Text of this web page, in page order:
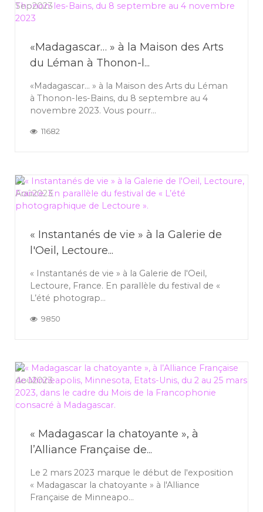
Sep2023
«Madagascar… » à la Maison des Arts
du Léman à Thonon-l...
«Madagascar… » à la Maison des Arts du Léman
à Thonon-les-Bains, du 8 septembre au 4
novembre 2023. Vous pourr...
11682
27
Aoû2023
« Instantanés de vie » à la Galerie de
l'Oeil, Lectoure...
« Instantanés de vie » à la Galerie de l'Oeil,
Lectoure, France. En parallèle du festival de «
L’été photograp...
9850
27
Aoû2023
« Madagascar la chatoyante », à
l’Alliance Française de...
Le 2 mars 2023 marque le début de l'exposition
« Madagascar la chatoyante » à l'Alliance
Française de Minneapo...